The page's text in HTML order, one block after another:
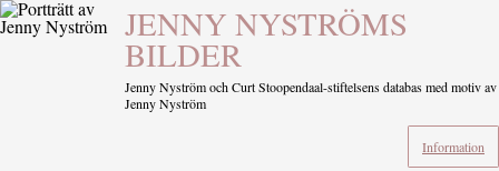
JENNY NYSTRÖMS
BILDER
Jenny Nyström och Curt Stoopendaal-stiftelsens databas med motiv av
Jenny Nyström
Information